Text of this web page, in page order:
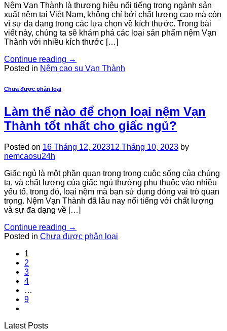
Nệm Vạn Thành là thương hiệu nổi tiếng trong ngành sản
xuất nệm tại Việt Nam, không chỉ bởi chất lượng cao mà còn
vì sự đa dạng trong các lựa chọn về kích thước. Trong bài
viết này, chúng ta sẽ khám phá các loại sản phẩm nệm Vạn
Thành với nhiều kích thước […]
Continue reading →
Posted in Nệm cao su Vạn Thành
Chưa được phân loại
Làm thế nào để chọn loại nệm Vạn
Thành tốt nhất cho giấc ngủ?
Posted on 16 Tháng 12, 202312 Tháng 10, 2023 by
nemcaosu24h
Giấc ngủ là một phần quan trọng trong cuộc sống của chúng
ta, và chất lượng của giấc ngủ thường phụ thuộc vào nhiều
yếu tố, trong đó, loại nệm mà bạn sử dụng đóng vai trò quan
trọng. Nệm Vạn Thành đã lâu nay nổi tiếng với chất lượng
và sự đa dạng về […]
Continue reading →
Posted in Chưa được phân loại
1
2
3
4
…
9
Latest Posts